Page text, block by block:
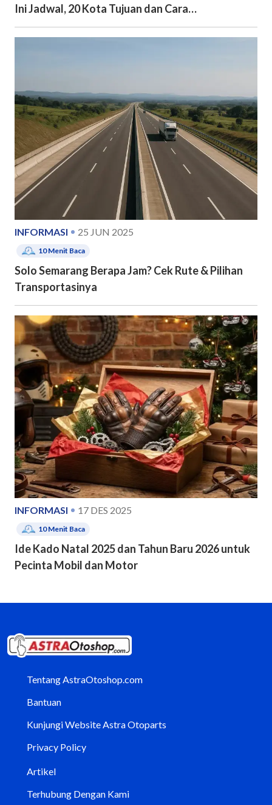
Ini Jadwal, 20 Kota Tujuan dan Cara
Pendaftarannya
INFORMASI 25 JUN 2025
10Menit Baca
Solo Semarang Berapa Jam? Cek Rute & Pilihan
Transportasinya
INFORMASI 17 DES 2025
10Menit Baca
Ide Kado Natal 2025 dan Tahun Baru 2026 untuk
Pecinta Mobil dan Motor
Tentang AstraOtoshop.com
Bantuan
Kunjungi Website Astra Otoparts
Privacy Policy
Artikel
Terhubung Dengan Kami